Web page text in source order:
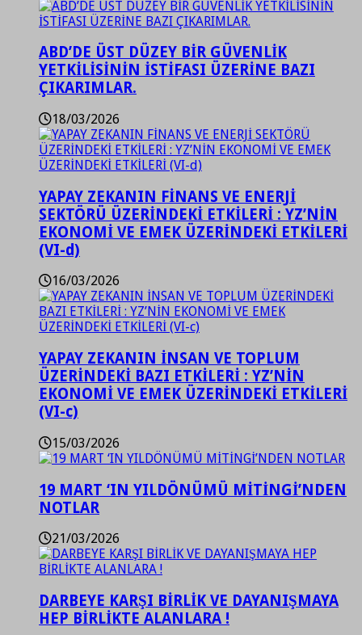
ABD’DE ÜST DÜZEY BİR GÜVENLİK
YETKİLİSİNİN İSTİFASI ÜZERİNE BAZI
ÇIKARIMLAR.
18/03/2026
YAPAY ZEKANIN FİNANS VE ENERJİ
SEKTÖRÜ ÜZERİNDEKİ ETKİLERİ : YZ’NİN
EKONOMİ VE EMEK ÜZERİNDEKİ ETKİLERİ
(VI-d)
16/03/2026
YAPAY ZEKANIN İNSAN VE TOPLUM
ÜZERİNDEKİ BAZI ETKİLERİ : YZ’NİN
EKONOMİ VE EMEK ÜZERİNDEKİ ETKİLERİ
(VI-c)
15/03/2026
19 MART ‘IN YILDÖNÜMÜ MİTİNGİ’NDEN
NOTLAR
21/03/2026
DARBEYE KARŞI BİRLİK VE DAYANIŞMAYA
HEP BİRLİKTE ALANLARA !